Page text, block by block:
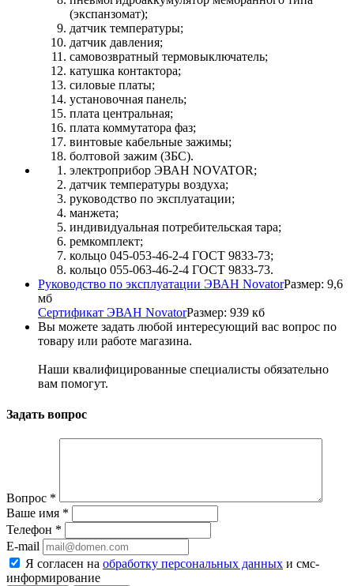
(экспанзомат);
датчик температуры;
датчик давления;
самовозвратный термовыключатель;
катушка контактора;
силовые платы;
установочная панель;
плата центральная;
плата коммутатора фаз;
винтовые кабельные зажимы;
болтовой зажим (ЗБС).
электроприбор ЭВАН NOVATOR;
датчик температуры воздуха;
руководство по эксплуатации;
манжета;
индивидуальная потребительская тара;
ремкомплект;
кольцо 045-053-46-2-4 ГОСТ 9833-73;
кольцо 055-063-46-2-4 ГОСТ 9833-73.
Руководство по эксплуатации ЭВАН NovatorРазмер: 9,6
мб
Сертификат ЭВАН NovatorРазмер: 939 кб
Вы можете задать любой интересующий вас вопрос по
товару или работе магазина.
Наши квалифицированные специалисты обязательно
вам помогут.
Задать вопрос
Вопрос *
Ваше имя *
Телефон *
E-mail
Я согласен на обработку персональных данных и смс-
информирование